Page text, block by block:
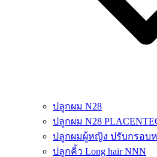
ปลูกผม N28
ปลูกผม N28
ปลูกผมผู้หญิง ปรับกรอบ
ปลูกคิ้ว Long hair NNN